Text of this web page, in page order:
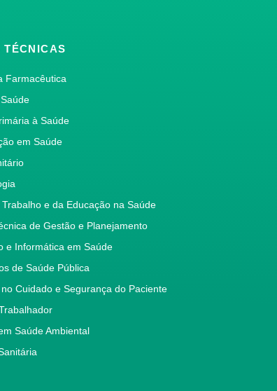
Farmacêutica
à Saúde
em Saúde
e da Educação na Saúde
de Gestão e Planejamento
e Informática em Saúde
de Saúde Pública
Cuidado e Segurança do Paciente
Saúde Ambiental